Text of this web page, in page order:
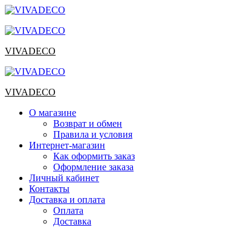
Перейти
содержимому
VIVADECO
VIVADECO
О магазине
Возврат и обмен
Правила и условия
Интернет-магазин
Как оформить заказ
Оформление заказа
Личный кабинет
Контакты
Доставка и оплата
Оплата
Доставка